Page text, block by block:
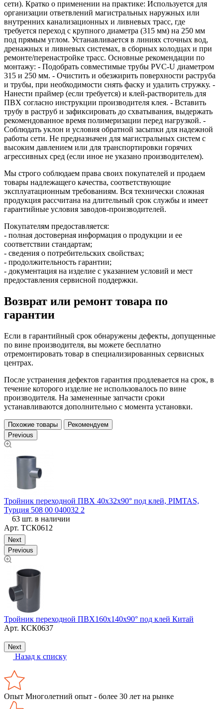
сети). Кратко о применении на практике: Используется для
организации ответвлений магистральных наружных или
внутренних канализационных и ливневых трасс, где
требуется переход с крупного диаметра (315 мм) на 250 мм
под прямым углом. Устанавливается в линиях сточных вод,
дренажных и ливневых системах, в сборных колодцах и при
ремонте/перенастройке трасс. Основные рекомендации по
монтажу: - Подобрать совместимые трубы PVC‑U диаметром
315 и 250 мм. - Очистить и обезжирить поверхности раструба
и трубы, при необходимости снять фаску и удалить стружку. -
Нанести праймер (если требуется) и клей‑растворитель для
ПВХ согласно инструкции производителя клея. - Вставить
трубу в раструб и зафиксировать до схватывания, выдержать
рекомендованное время полимеризации перед нагрузкой. -
Соблюдать уклон и условия обратной засыпки для надежной
работы сети. Не предназначен для магистральных систем с
высоким давлением или для транспортировки горячих
агрессивных сред (если иное не указано производителем).
Мы строго соблюдаем права своих покупателей и продаем
товары надлежащего качества, соответствующие
эксплуатационным требованиям. Вся технически сложная
продукция рассчитана на длительный срок службы и имеет
гарантийные условия заводов-производителей.
Покупателям предоставляется:
- полная достоверная информация о продукции и ее
соответствии стандартам;
- сведения о потребительских свойствах;
- продолжительность гарантии;
- документация на изделие с указанием условий и мест
предоставления сервисной поддержки.
Возврат или ремонт товара по
гарантии
Если в гарантийный срок обнаружены дефекты, допущенные
по вине производителя, вы можете бесплатно
отремонтировать товар в специализированных сервисных
центрах.
После устранения дефектов гарантия продлевается на срок, в
течение которого изделие не использовалось по вине
производителя. На замененные запчасти сроки
устанавливаются дополнительно с момента установки.
Похожие товары
Рекомендуем
Previous
Тройник переходной ПВХ 40х32х90° под клей, PIMTAS,
Турция 508 00 040032 2
63 шт. в наличии
Арт. ТСК0612
Next
Previous
Тройник переходной ПВХ160х140х90° под клей Китай
Арт. КСК0637
Next
Назад к списку
Опыт Многолетний опыт - более 30 лет на рынке